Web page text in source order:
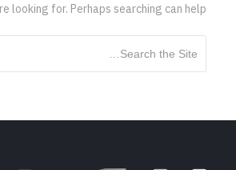
looking for. Perhaps searching can help.